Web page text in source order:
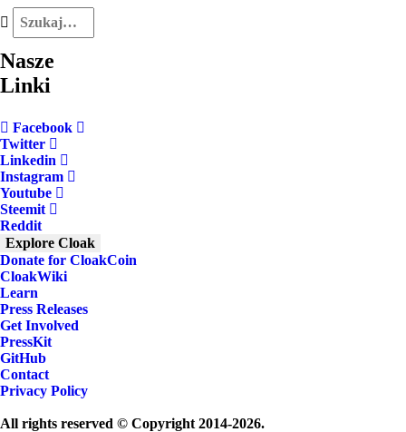
Nasze
Linki
Facebook
Twitter
Linkedin
Instagram
Youtube
Steemit
Reddit
Explore Cloak
Donate for CloakCoin
CloakWiki
Learn
Press Releases
Get Involved
PressKit
GitHub
Contact
Privacy Policy
All rights reserved © Copyright 2014-2026.